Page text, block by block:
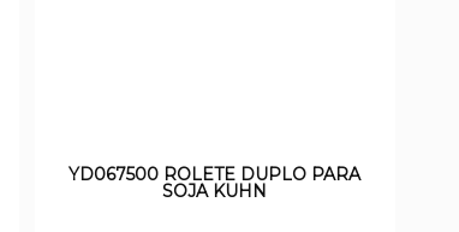
YD067500 ROLETE DUPLO PARA
SOJA KUHN